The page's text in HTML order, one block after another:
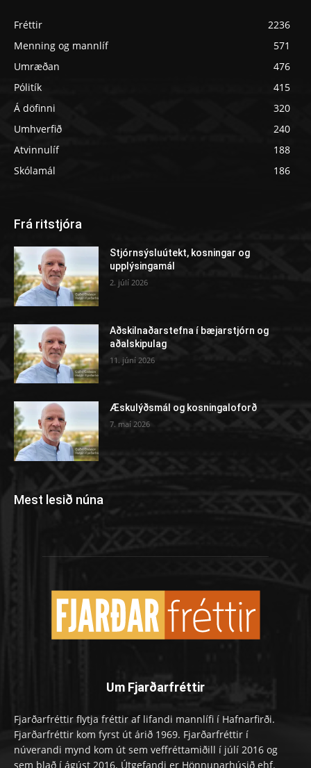
Fréttir
2236
Menning og mannlíf
571
Umræðan
476
Pólitík
415
Á döfinni
320
Umhverfið
240
Atvinnulíf
188
Skólamál
186
Frá ritstjóra
Stjórnsýsluútekt, kosningar og
upplýsingamál
2. júlí 2026
Aðskilnaðarstefna í bæjarstjórn og
aðalskipulag
11. júní 2026
Æskulýðsmál og kosningaloforð
7. maí 2026
Mest lesið núna
Um Fjarðarfréttir
Fjarðarfréttir flytja fréttir af lifandi mannlífi í Hafnarfirði.
Fjarðarfréttir kom fyrst út árið 1969. Fjarðarfréttir í
núverandi mynd kom út sem veffréttamiðill í júlí 2016 og
sem blað í ágúst 2016. Útgefandi er Hönnunarhúsið ehf.